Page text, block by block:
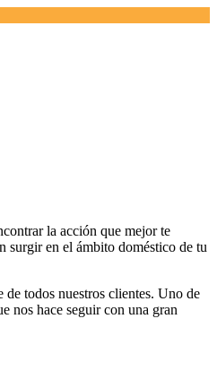
la acción que mejor te
surgir en el ámbito doméstico de tu
todos nuestros clientes. Uno de
nos hace seguir con una gran